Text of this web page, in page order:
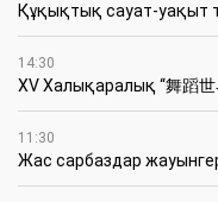
Құқықтық сауат-уақыт
14:30
XV Халықаралық “舞蹈
11:30
Жас сарбаздар